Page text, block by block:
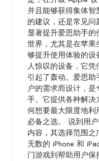
并且能够获得集体
的建议，还是常见
显著提升爱思助手
世界，尤其是在苹
够提升使用体验的
人惊叹的设备，它
引起了轰动。爱思助
户的需求而设计，
手。它提供各种解
何想要最大限度地
必备之选。 说到用
内容，其选择范围
无数的 iPhone 和
门游戏到帮助用户保